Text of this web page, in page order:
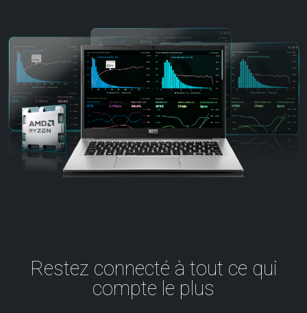
Restez connecté à tout ce qui
compte le plus